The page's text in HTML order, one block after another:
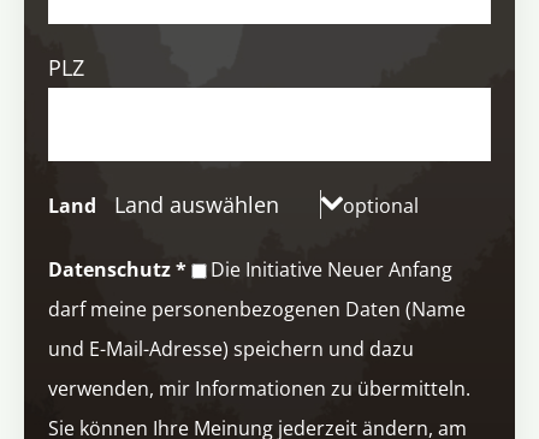
PLZ
Land Land auswählen optional
Datenschutz*
Die Initiative Neuer Anfang
darf meine personenbezogenen Daten (Name
und E-Mail-Adresse) speichern und dazu
verwenden, mir Informationen zu übermitteln.
Sie können Ihre Meinung jederzeit ändern, am